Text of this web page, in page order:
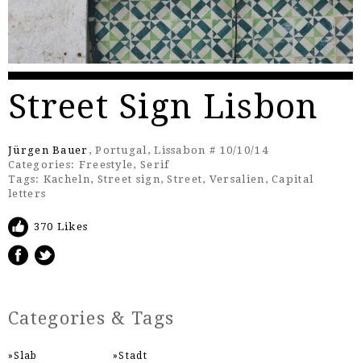
Street Sign Lisbon
Jürgen Bauer , Portugal, Lissabon # 10/10/14
Categories: Freestyle, Serif
Tags: Kacheln, Street sign,Street, Versalien ,Capital
letters
370 Likes
Categories & Tags
Slab
Stadt